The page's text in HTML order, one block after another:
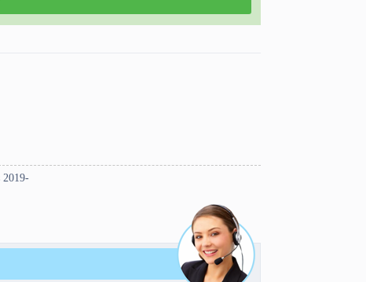
2019-